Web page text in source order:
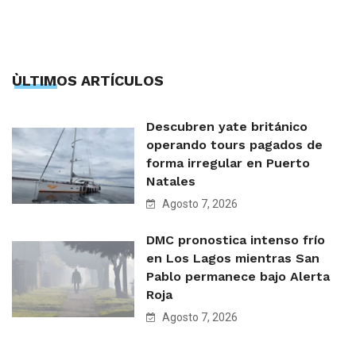
ÙLTIMOS ARTÍCULOS
Descubren yate británico
operando tours pagados de
forma irregular en Puerto
Natales
Agosto 7, 2026
DMC pronostica intenso frío
en Los Lagos mientras San
Pablo permanece bajo Alerta
Roja
Agosto 7, 2026